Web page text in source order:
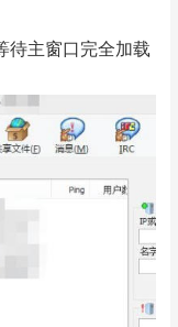
待主窗口完全加载